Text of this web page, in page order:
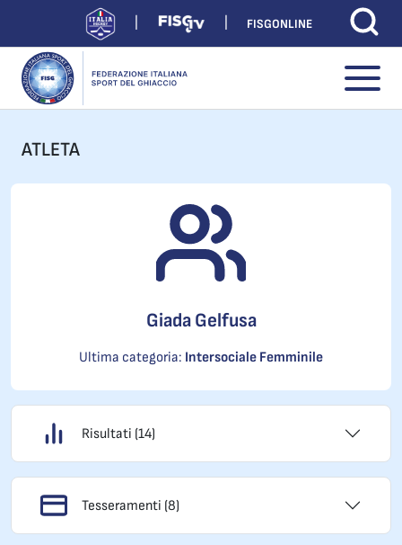
FISGONLINE
ATLETA
Giada Gelfusa
Ultima categoria: Intersociale Femminile
Risultati (14)
Tesseramenti (8)